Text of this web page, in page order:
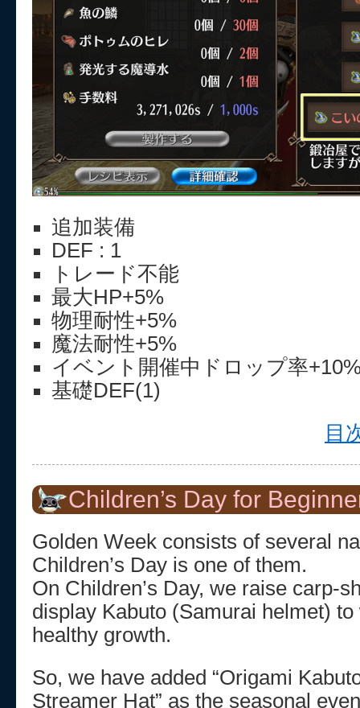
追加装備
DEF : 1
トレード不能
最大HP+5%
物理耐性+5%
魔法耐性+5%
イベント開催中ドロップ率
基礎DEF(1)
目
Children’s Day for
Golden Week consists of several
Children’s Day is one of them.
On Children’s Day, we raise carp-
display Kabuto (Samurai helmet) to
healthy growth.
So, we have added “Origami
Streamer Hat” as the seasonal